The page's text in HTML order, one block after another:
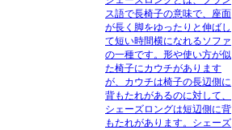
ス語で長椅子の意味で、 座面
が長く脚をゆったりと伸ばし
て短い時間横になれるソファ
の一種です。形や使い方が似
た椅子にカウチがあります
が、カウチは椅子の長辺側に
背もたれがあるのに対して、
シェーズロングは短辺側に背
もたれがあります。シェーズ